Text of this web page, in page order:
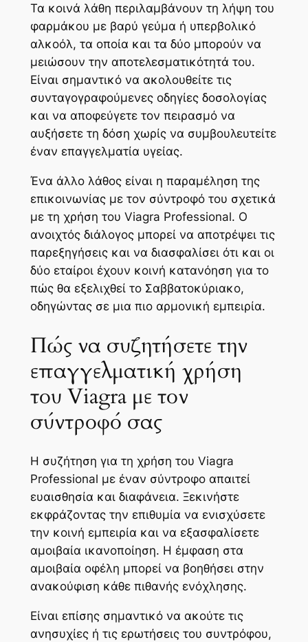
Τα κοινά λάθη περιλαμβάνουν τη λήψη του
φαρμάκου με βαρύ γεύμα ή υπερβολικό
αλκοόλ, τα οποία και τα δύο μπορούν να
μειώσουν την αποτελεσματικότητά του.
Είναι σημαντικό να ακολουθείτε τις
συνταγογραφούμενες οδηγίες δοσολογίας
και να αποφεύγετε τον πειρασμό να
αυξήσετε τη δόση χωρίς να συμβουλευτείτε
έναν επαγγελματία υγείας.
Ένα άλλο λάθος είναι η παραμέληση της
επικοινωνίας με τον σύντροφό του σχετικά
με τη χρήση του Viagra Professional. Ο
ανοιχτός διάλογος μπορεί να αποτρέψει τις
παρεξηγήσεις και να διασφαλίσει ότι και οι
δύο εταίροι έχουν κοινή κατανόηση για το
πώς θα εξελιχθεί το Σαββατοκύριακο,
οδηγώντας σε μια πιο αρμονική εμπειρία.
Πώς να συζητήσετε την
επαγγελματική χρήση
του Viagra με τον
σύντροφό σας
Η συζήτηση για τη χρήση του Viagra
Professional με έναν σύντροφο απαιτεί
ευαισθησία και διαφάνεια. Ξεκινήστε
εκφράζοντας την επιθυμία να ενισχύσετε
την κοινή εμπειρία και να εξασφαλίσετε
αμοιβαία ικανοποίηση. Η έμφαση στα
αμοιβαία οφέλη μπορεί να βοηθήσει στην
ανακούφιση κάθε πιθανής ενόχλησης.
Είναι επίσης σημαντικό να ακούτε τις
ανησυχίες ή τις ερωτήσεις του συντρόφου,